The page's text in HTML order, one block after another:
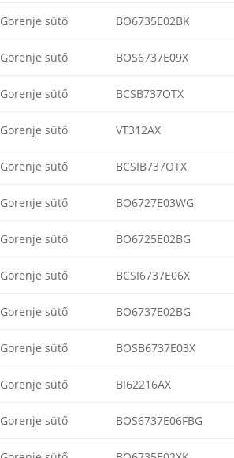
Gorenje sütő BO6735E02BK
Gorenje sütő BOS6737E09X
Gorenje sütő BCSB737OTX
Gorenje sütő VT312AX
Gorenje sütő BCSIB737OTX
Gorenje sütő BO6727E03WG
Gorenje sütő BO6725E02BG
Gorenje sütő BCSI6737E06X
Gorenje sütő BO6737E02BG
Gorenje sütő BOSB6737E03X
Gorenje sütő BI62216AX
Gorenje sütő BOS6737E06FBG